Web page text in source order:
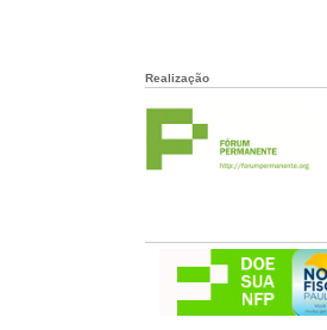
Realização